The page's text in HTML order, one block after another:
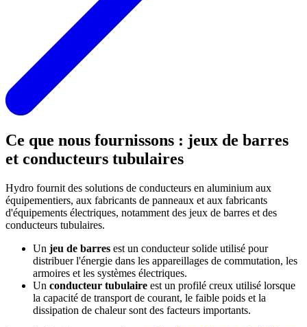
Ce que nous fournissons : jeux de barres
et conducteurs tubulaires
Hydro fournit des solutions de conducteurs en aluminium aux
équipementiers, aux fabricants de panneaux et aux fabricants
d'équipements électriques, notamment des jeux de barres et des
conducteurs tubulaires.
Un jeu de barres est un conducteur solide utilisé pour
distribuer l'énergie dans les appareillages de commutation, les
armoires et les systèmes électriques.
Un conducteur tubulaire est un profilé creux utilisé lorsque
la capacité de transport de courant, le faible poids et la
dissipation de chaleur sont des facteurs importants.